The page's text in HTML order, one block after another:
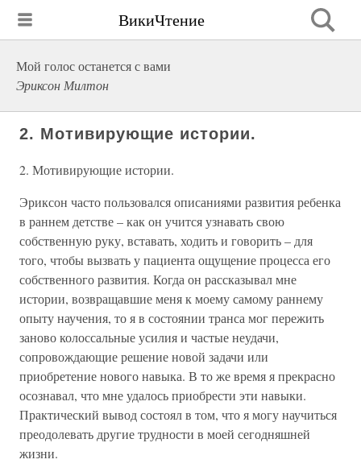
ВикиЧтение
Мой голос останется с вами
Эриксон Милтон
2. Мотивирующие истории.
2. Мотивирующие истории.
Эриксон часто пользовался описаниями развития ребенка
в раннем детстве – как он учится узнавать свою
собственную руку, вставать, ходить и говорить – для
того, чтобы вызвать у пациента ощущение процесса его
собственного развития. Когда он рассказывал мне
истории, возвращавшие меня к моему самому раннему
опыту научения, то я в состоянии транса мог пережить
заново колоссальные усилия и частые неудачи,
сопровождающие решение новой задачи или
приобретение нового навыка. В то же время я прекрасно
осознавал, что мне удалось приобрести эти навыки.
Практический вывод состоял в том, что я могу научиться
преодолевать другие трудности в моей сегодняшней
жизни.